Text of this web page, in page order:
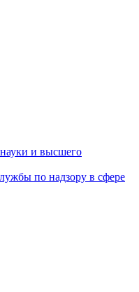
и высшего
по надзору в сфере